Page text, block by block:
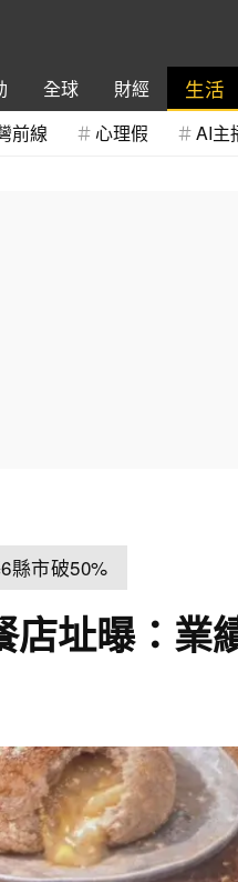
全球 財經 生活
前線 心理假 AI主
縣市破50%
店址曝：